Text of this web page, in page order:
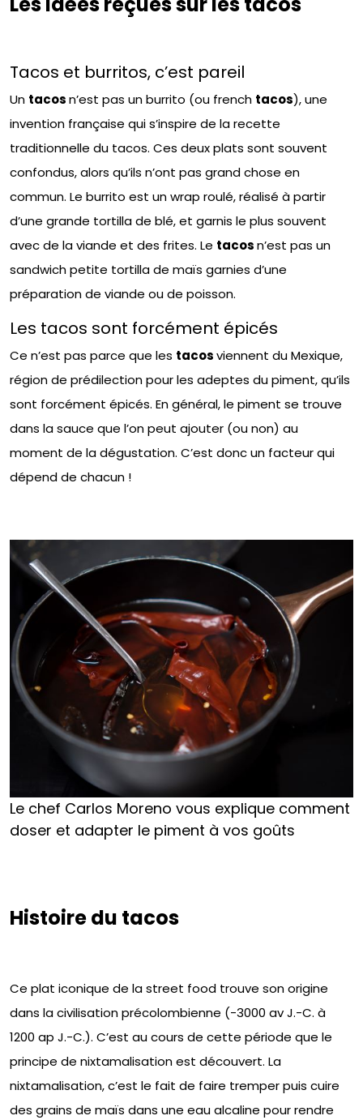
Tacos et burritos, c’est pareil
Un tacosn’est pas un burrito (ou french tacos), une
invention française qui s’inspire de la recette
traditionnelle du tacos. Ces deux plats sont souvent
confondus, alors qu’ils n’ont pas grand chose en
commun. Le burrito est un wrap roulé, réalisé à partir
d’une grande tortilla de blé, et garnis le plus souvent
avec de la viande et des frites. Le tacosn’est pas un
sandwich petite tortilla de maïs garnies d’une
préparation de viande ou de poisson.
Les tacos sont forcément épicés
Ce n’est pas parce que les tacosviennent du Mexique,
région de prédilection pour les adeptes du piment, qu’ils
sont forcément épicés. En général, le piment se trouve
dans la sauce que l’on peut ajouter (ou non) au
moment de la dégustation. C’est donc un facteur qui
dépend de chacun !
Le chef Carlos Moreno vous explique comment
doser et adapter le piment à vos goûts
Histoire du tacos
Ce plat iconique de la street food trouve son origine
dans la civilisation précolombienne (-3000 av J.-C. à
1200 ap J.-C.). C’est au cours de cette période que le
principe de nixtamalisation est découvert. La
nixtamalisation, c’est le fait de faire tremper puis cuire
des grains de maïs dans une eau alcaline pour rendre